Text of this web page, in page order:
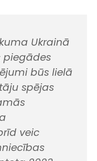
Ukrainā
piegādes
būs lielā
spējas
veic